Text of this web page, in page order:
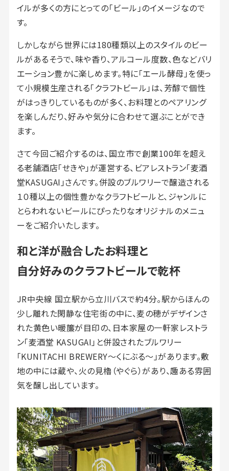
イルが多くの方にとっての「ビール」のイメージなので
す。
しかしながら世界には180種類以上のスタイルのビー
ルがあるそうで、味や香り、アルコール度数、色などバリ
エーション豊かに楽しめます。特に「エール酵母」を使っ
て小規模生産される「クラフトビール」は、芳醇で個性
がはっきりしているものが多く、お料理とのペアリング
を楽しんだり、好みや気分に合わせて選ぶことができ
ます。
さて今回ご紹介するのは、国立市で創業100年を超え
る老舗酒店「せきや」が運営する、ビアレストラン「麦酒
堂KASUGAI」さんです。併設のブルワリーで醸造される
１０種以上の個性豊かなクラフトビールと、ジャンルに
とらわれないビールにぴったりなオリジナルのメニュ
ーをご紹介いたします。
和と洋が融合したお料理と
自分好みのクラフトビールで乾杯
JR中央線 国立駅から立川バスで約4分。駅からほんの
少し離れた閑静な住宅街の中に、麦の穂がデザインさ
れた黄色い暖簾が目印の、日本家屋の一軒家レストラ
ン「麦酒堂 KASUGAI」と併設されたブルワリー
「KUNITACHI BREWERY〜くにぶる〜」があります。敷
地の中には蔵や、火の見櫓（やぐら）があり、趣ある雰囲
気を醸し出しています。